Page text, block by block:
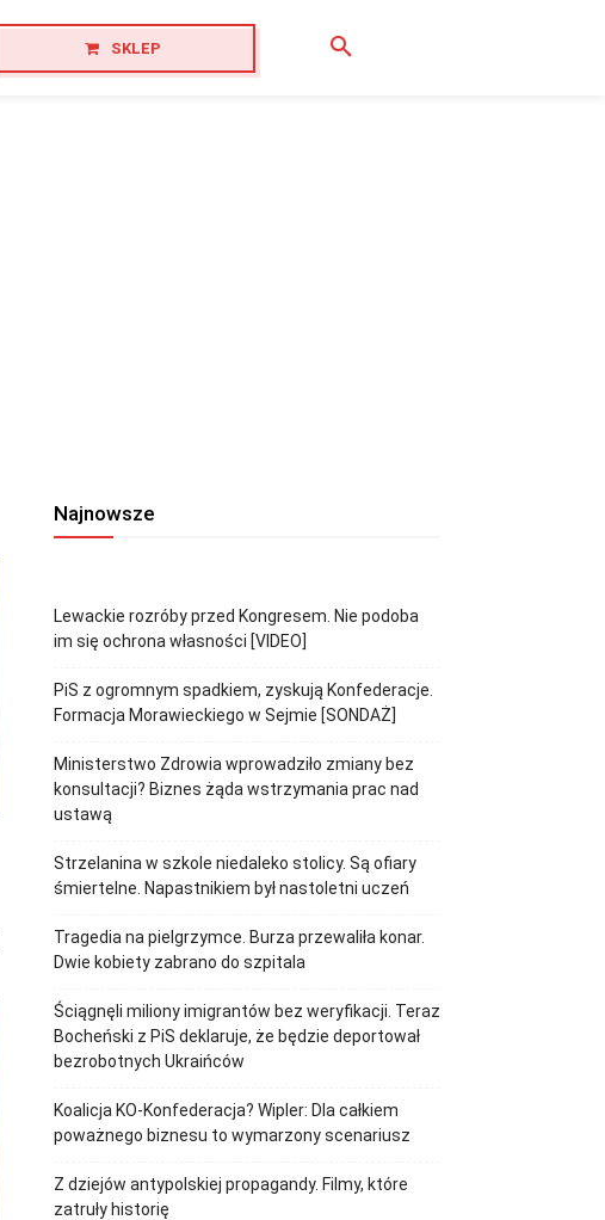
SKLEP
Najnowsze
Lewackie rozróby przed Kongresem. Nie podoba
im się ochrona własności [VIDEO]
PiS z ogromnym spadkiem, zyskują Konfederacje.
Formacja Morawieckiego w Sejmie [SONDAŻ]
Ministerstwo Zdrowia wprowadziło zmiany bez
konsultacji? Biznes żąda wstrzymania prac nad
ustawą
Strzelanina w szkole niedaleko stolicy. Są ofiary
śmiertelne. Napastnikiem był nastoletni uczeń
Tragedia na pielgrzymce. Burza przewaliła konar.
Dwie kobiety zabrano do szpitala
Ściągnęli miliony imigrantów bez weryfikacji. Teraz
Bocheński z PiS deklaruje, że będzie deportował
bezrobotnych Ukraińców
Koalicja KO-Konfederacja? Wipler: Dla całkiem
poważnego biznesu to wymarzony scenariusz
Z dziejów antypolskiej propagandy. Filmy, które
zatruły historię